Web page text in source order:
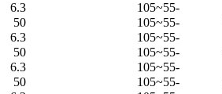
-55~105
6.3
-55~105
50
-55~105
6.3
-55~105
50
-55~105
6.3
-55~105
50